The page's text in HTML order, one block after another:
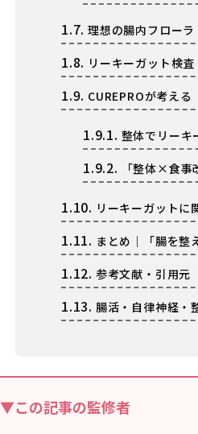
1.7. 理想の腸内フロー
1.8. リーキーガット検
1.9. CUREPROが考える
1.9.1. 整体でリーキ
1.9.2. 「整体×食
1.10. リーキーガットに
1.11. まとめ｜「腸を整
1.12. 参考文献・引用元
1.13. 腸活・自律神経・
▼この記事の監修者